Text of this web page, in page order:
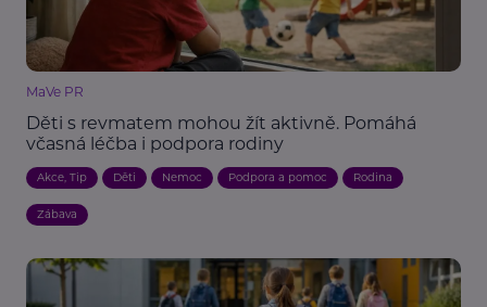
MaVe PR
Děti s revmatem mohou žít aktivně. Pomáhá
včasná léčba i podpora rodiny
Akce, Tip Děti Nemoc Podpora a pomoc Rodina
Zábava